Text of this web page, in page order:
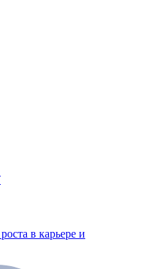
в карьере и